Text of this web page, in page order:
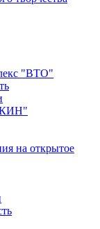
"ВТО"
на открытое